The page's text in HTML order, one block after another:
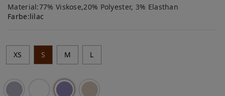
Material:77% Viskose,20% Polyester, 3% Elasthan
Farbe:lilac
XS S M L